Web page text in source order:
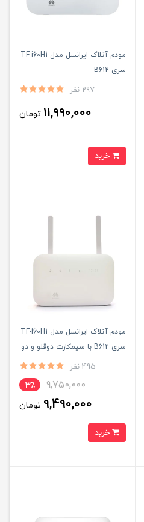
مودم آنلاک ایرانسل مدل TF-i60H1
سری B612
297 نفر
11,990,000 تومان
مودم آنلاک ایرانسل مدل TF-i60H1
سری B612 با سیمکارت دوقلو و دو
عدد آنتن اکسترنال 19 دسی بل و
495 نفر
9,750,000 3٪
9,490,000 تومان